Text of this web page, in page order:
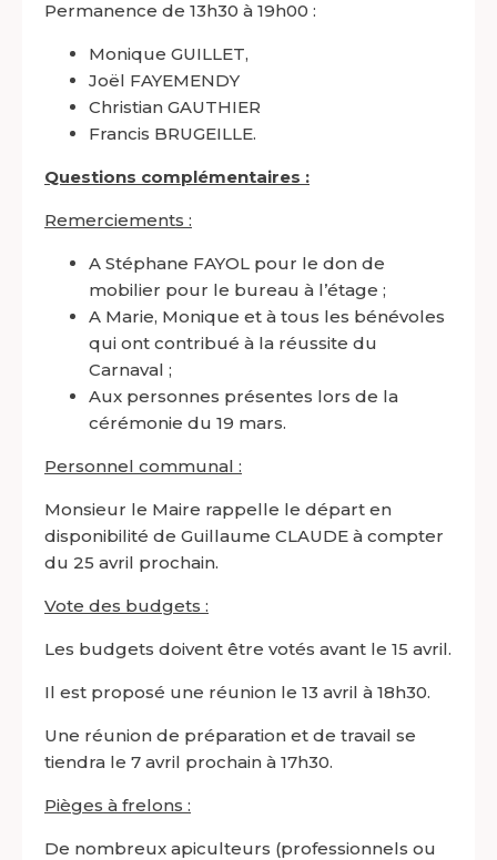
Permanence de 13h30 à 19h00 :
Monique GUILLET,
Joël FAYEMENDY
Christian GAUTHIER
Francis BRUGEILLE.
Questions complémentaires :
Remerciements :
A Stéphane FAYOL pour le don de
mobilier pour le bureau à l’étage ;
A Marie, Monique et à tous les bénévoles
qui ont contribué à la réussite du
Carnaval ;
Aux personnes présentes lors de la
cérémonie du 19 mars.
Personnel communal :
Monsieur le Maire rappelle le départ en
disponibilité de Guillaume CLAUDE à compter
du 25 avril prochain.
Vote des budgets :
Les budgets doivent être votés avant le 15 avril.
Il est proposé une réunion le 13 avril à 18h30.
Une réunion de préparation et de travail se
tiendra le 7 avril prochain à 17h30.
Pièges à frelons :
De nombreux apiculteurs (professionnels ou